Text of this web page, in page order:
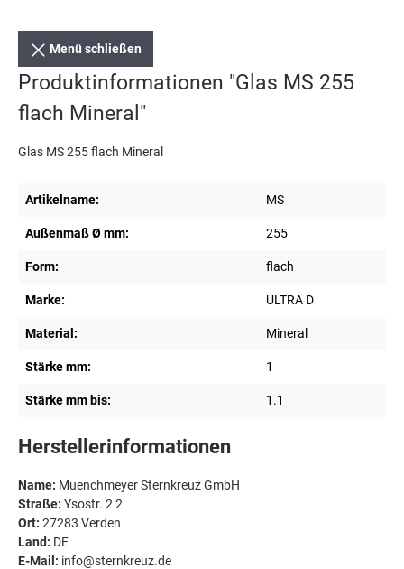
Menü schließen
Produktinformationen "Glas MS 255
flach Mineral"
Glas MS 255 flach Mineral
Artikelname: MS
Außenmaß Ø mm: 255
Form: flach
Marke: ULTRA D
Material: Mineral
Stärke mm: 1
Stärke mm bis: 1.1
Herstellerinformationen
Name: Muenchmeyer Sternkreuz GmbH
Straße: Ysostr. 2 2
Ort: 27283 Verden
Land: DE
E-Mail: info@sternkreuz.de